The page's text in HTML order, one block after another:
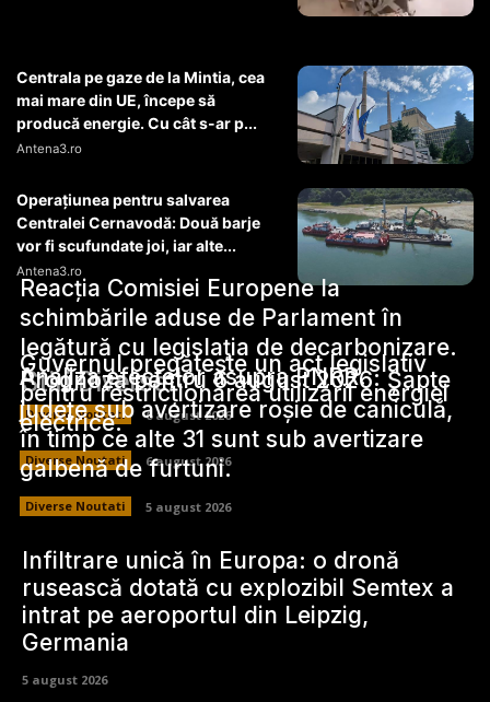
Centrala pe gaze de la Mintia, cea
mai mare din UE, începe să
producă energie. Cu cât s-ar p...
Antena3.ro
Operaţiunea pentru salvarea
Centralei Cernavodă: Două barje
vor fi scufundate joi, iar alte...
Antena3.ro
Stiri Diverse:
Reacția Comisiei Europene la
schimbările aduse de Parlament în
legătură cu legislația de decarbonizare.
Analiza efectelor asupra PNRR.
Diverse Noutati 6 august 2026
Guvernul pregătește un act legislativ
pentru restricționarea utilizării energiei
electrice.
Diverse Noutati 6 august 2026
Prognoza pentru 6 august 2026: Șapte
județe sub avertizare roșie de caniculă,
în timp ce alte 31 sunt sub avertizare
galbenă de furtuni.
Diverse Noutati 5 august 2026
Infiltrare unică în Europa: o dronă
rusească dotată cu explozibil Semtex a
intrat pe aeroportul din Leipzig,
Germania
5 august 2026